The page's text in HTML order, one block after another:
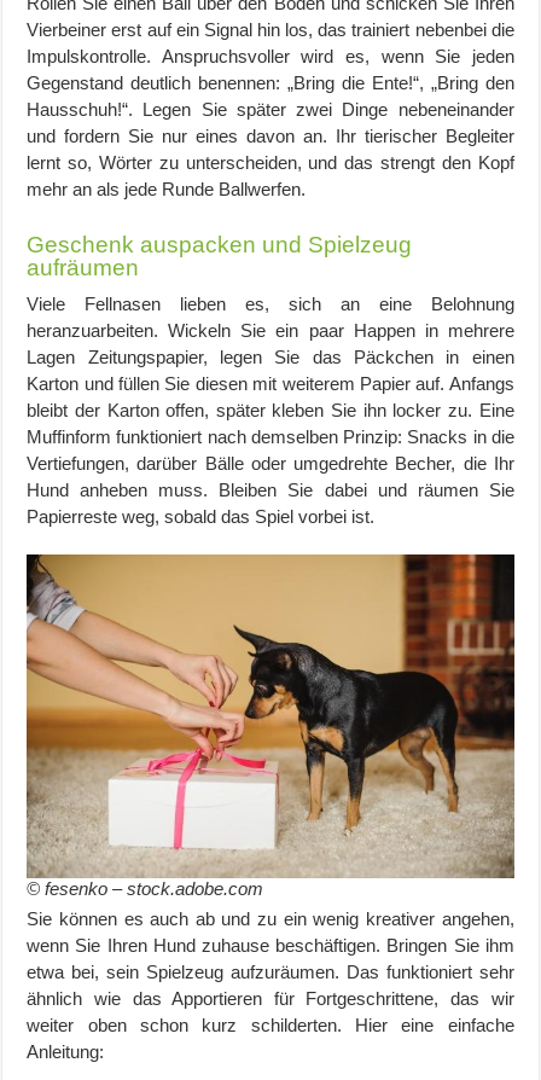
Vierbeiner erst auf ein Signal hin los, das trainiert nebenbei die
Impulskontrolle. Anspruchsvoller wird es, wenn Sie jeden
Gegenstand deutlich benennen: „Bring die Ente!“, „Bring den
Hausschuh!“. Legen Sie später zwei Dinge nebeneinander
und fordern Sie nur eines davon an. Ihr tierischer Begleiter
lernt so, Wörter zu unterscheiden, und das strengt den Kopf
mehr an als jede Runde Ballwerfen.
Geschenk auspacken und Spielzeug
aufräumen
Viele Fellnasen lieben es, sich an eine Belohnung
heranzuarbeiten. Wickeln Sie ein paar Happen in mehrere
Lagen Zeitungspapier, legen Sie das Päckchen in einen
Karton und füllen Sie diesen mit weiterem Papier auf. Anfangs
bleibt der Karton offen, später kleben Sie ihn locker zu. Eine
Muffinform funktioniert nach demselben Prinzip: Snacks in die
Vertiefungen, darüber Bälle oder umgedrehte Becher, die Ihr
Hund anheben muss. Bleiben Sie dabei und räumen Sie
Papierreste weg, sobald das Spiel vorbei ist.
© fesenko – stock.adobe.com
Sie können es auch ab und zu ein wenig kreativer angehen,
wenn Sie Ihren Hund zuhause beschäftigen. Bringen Sie ihm
etwa bei, sein Spielzeug aufzuräumen. Das funktioniert sehr
ähnlich wie das Apportieren für Fortgeschrittene, das wir
weiter oben schon kurz schilderten. Hier eine einfache
Anleitung: